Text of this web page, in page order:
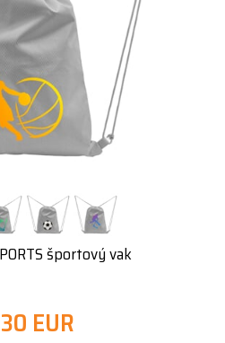
športový vak
EUR